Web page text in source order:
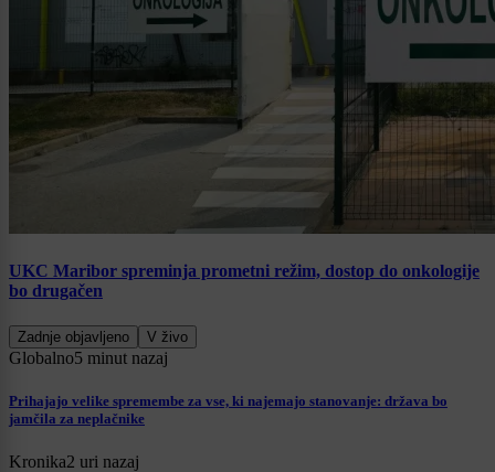
UKC Maribor spreminja prometni režim, dostop do onkologije
bo drugačen
Zadnje objavljeno V živo
Globalno5 minut nazaj
Prihajajo velike spremembe za vse, ki najemajo stanovanje: država bo
jamčila za neplačnike
Kronika2 uri nazaj